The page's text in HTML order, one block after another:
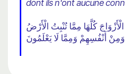
dont ils n'ont aucune
كُلَّهَا مِمَّا تُنْبِتُ الْأَرْضُ
وَمِنْ أَنْفُسِهِمْ وَمِمَّا لَا يَعْلَمُونَ